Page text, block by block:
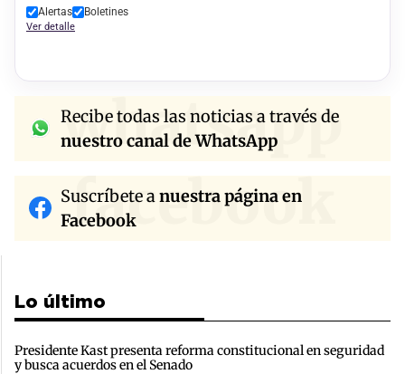
Alertas Boletines
Ver detalle
whatsapp
Recibe todas las noticias a través de
nuestro canal de WhatsApp
facebook
Suscríbete anuestra página en
Facebook
Lo último
Presidente Kast presenta reforma constitucional en seguridad
y busca acuerdos en el Senado